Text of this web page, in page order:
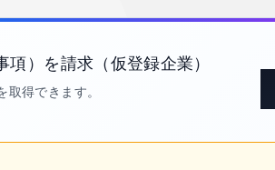
）を請求（仮登録企業）
得できます。